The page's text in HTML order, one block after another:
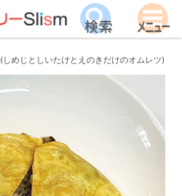
(しめじとしいたけとえのきだけのオムレツ)